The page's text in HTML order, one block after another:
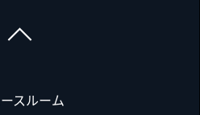
スルーム